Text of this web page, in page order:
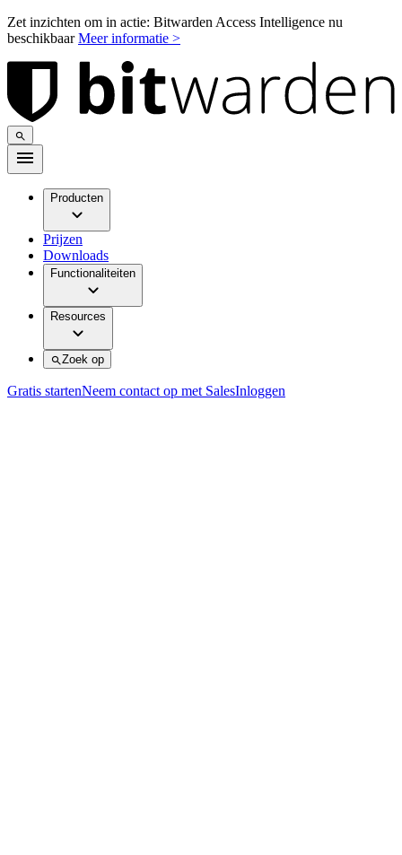
Zet inzichten om in actie: Bitwarden Access Intelligence nu
beschikbaarMeer informatie >
Producten
Prijzen
Downloads
Functionaliteiten
Resources
Zoek op
Gratis startenNeem contact op met SalesInloggen